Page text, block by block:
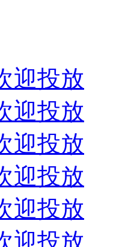
迎投放
迎投放
迎投放
迎投放
迎投放
迎投放